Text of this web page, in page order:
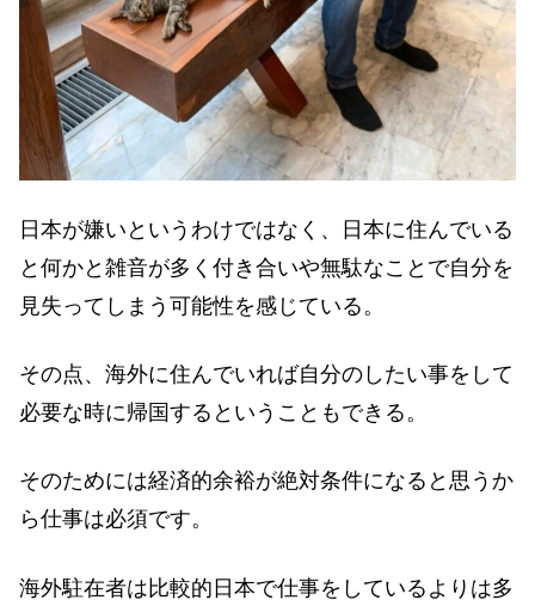
日本が嫌いというわけではなく、日本に住んでいる
と何かと雑音が多く付き合いや無駄なことで自分を
見失ってしまう可能性を感じている。
その点、海外に住んでいれば自分のしたい事をして
必要な時に帰国するということもできる。
そのためには経済的余裕が絶対条件になると思うか
ら仕事は必須です。
海外駐在者は比較的日本で仕事をしているよりは多